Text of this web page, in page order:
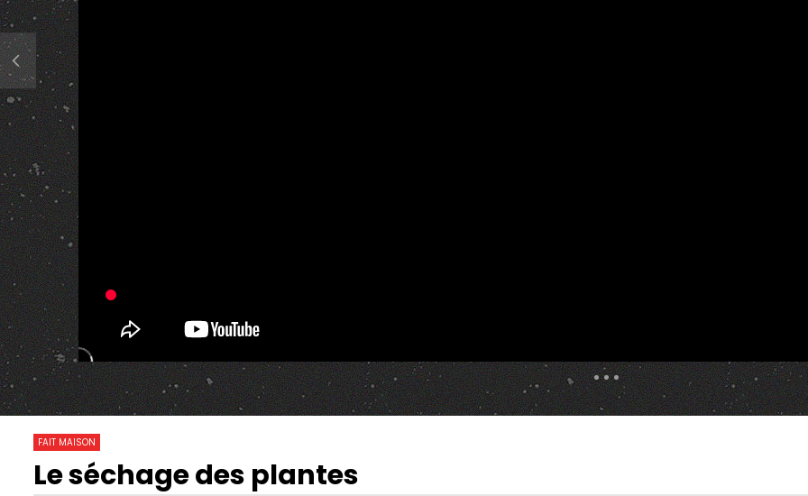
323 Views
943 0
Watch Later
26:33 13:22
FAIT MAISON
Le séchage des plantes